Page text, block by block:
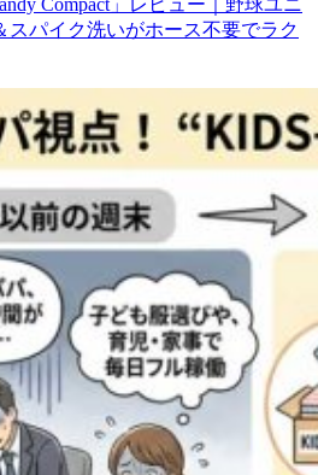
Compact」レビュー｜野球ユニ
スパイク洗いがホース不要でラク